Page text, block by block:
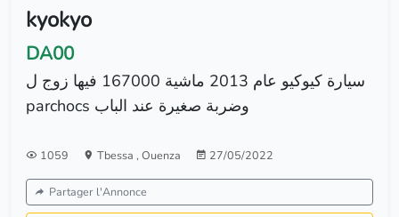
kyokyo
DA00
سيارة كيوكيو عام 2013 ماشية 167000 فيها زوج ل
parchocs وضربة صغيرة عند الباب
1059 Tbessa , Ouenza 27/05/2022
Partager l'Annonce